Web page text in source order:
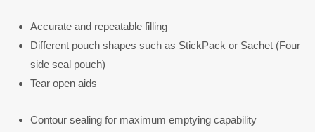
Accurate and repeatable filling
Different pouch shapes such as StickPack or Sachet (Four
side seal pouch)
Tear open aids
Contour sealing for maximum emptying capability